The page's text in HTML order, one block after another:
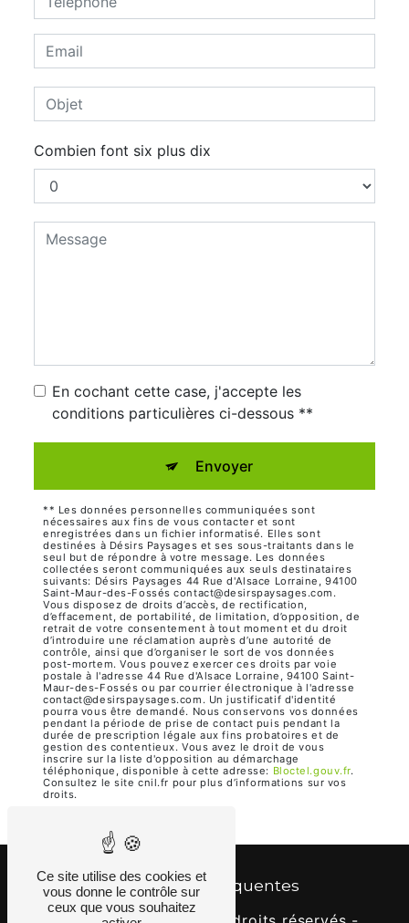
Combien font six plus dix
En cochant cette case, j'accepte les
conditions particulières ci-dessous **
Envoyer
** Les données personnelles communiquées sont
nécessaires aux fins de vous contacter et sont
enregistrées dans un fichier informatisé. Elles sont
destinées à Désirs Paysages et ses sous-traitants dans le
seul but de répondre à votre message. Les données
collectées seront communiquées aux seuls destinataires
suivants: Désirs Paysages 44 Rue d'Alsace Lorraine, 94100
Saint-Maur-des-Fossés contact@desirspaysages.com.
Vous disposez de droits d’accès, de rectification,
d’effacement, de portabilité, de limitation, d’opposition, de
retrait de votre consentement à tout moment et du droit
d’introduire une réclamation auprès d’une autorité de
contrôle, ainsi que d’organiser le sort de vos données
post-mortem. Vous pouvez exercer ces droits par voie
postale à l'adresse 44 Rue d'Alsace Lorraine, 94100 Saint-
Maur-des-Fossés ou par courrier électronique à l'adresse
contact@desirspaysages.com. Un justificatif d'identité
pourra vous être demandé. Nous conservons vos données
pendant la période de prise de contact puis pendant la
durée de prescription légale aux fins probatoires et de
gestion des contentieux. Vous avez le droit de vous
inscrire sur la liste d'opposition au démarchage
téléphonique, disponible à cette adresse:
Bloctel.gouv.fr.
Consultez le site cnil.fr pour plus d’informations sur vos
droits.
Recherches fréquentes
Ce site utilise des cookies et
vous donne le contrôle sur
ceux que vous souhaitez